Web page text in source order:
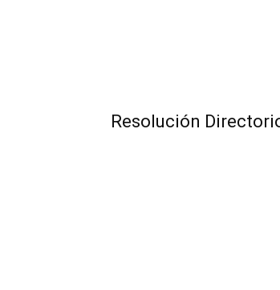
Resolución